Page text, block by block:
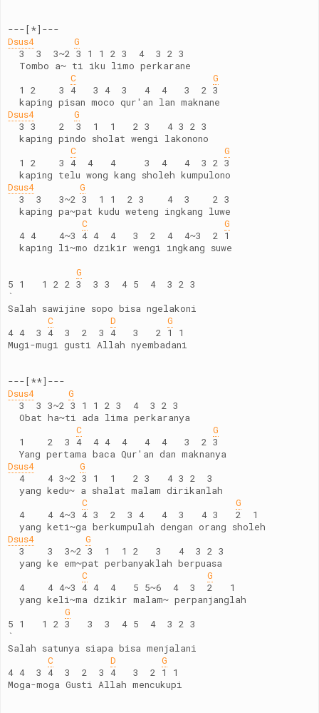
---[*]---
Dsus4
G
  3  3  3~2 3 1 1 2 3  4  3 2 3
  Tombo a~ ti iku limo perkarane
C
G
  1 2    3 4   3 4  3   4  4   3  2 3
  kaping pisan moco qur'an lan maknane
Dsus4
G
  3 3    2  3  1  1   2 3   4 3 2 3
  kaping pindo sholat wengi lakonono
C
G
  1 2    3 4  4   4     3  4   4  3 2 3
  kaping telu wong kang sholeh kumpulono
Dsus4
G
  3  3   3~2 3  1 1  2 3    4  3    2 3
  kaping pa~pat kudu weteng ingkang luwe
C
G
  4 4    4~3 4 4  4   3  2  4  4~3  2 1
  kaping li~mo dzikir wengi ingkang suwe
G
5 1   1 2 2 3  3 3  4 5  4  3 2 3
`
Salah sawijine sopo bisa ngelakoni
C
D
G
4 4  3 4  3  2  3 4   3   2 1 1
Mugi-mugi gusti Allah nyembadani
---[**]---
Dsus4
G
  3  3 3~2 3 1 1 2 3  4  3 2 3
  Obat ha~ti ada lima perkaranya
C
G
  1    2  3 4  4 4  4   4  4   3  2 3
  Yang pertama baca Qur'an dan maknanya
Dsus4
G
  4    4 3~2 3 1  1   2 3   4 3 2  3
  yang kedu~ a shalat malam dirikanlah
C
G
  4    4 4~3 4 3  2  3 4   4  3   4 3   2  1
  yang keti~ga berkumpulah dengan orang sholeh
Dsus4
G
  3    3  3~2 3  1  1 2   3   4  3 2 3
  yang ke em~pat perbanyaklah berpuasa
C
G
  4    4 4~3 4 4  4   5 5~6  4  3  2   1
  yang keli~ma dzikir malam~ perpanjanglah
G
5 1   1 2 3   3  3  4 5  4  3 2 3
`
Salah satunya siapa bisa menjalani
C
D
G
4 4  3 4  3  2  3 4   3  2 1 1
Moga-moga Gusti Allah mencukupi